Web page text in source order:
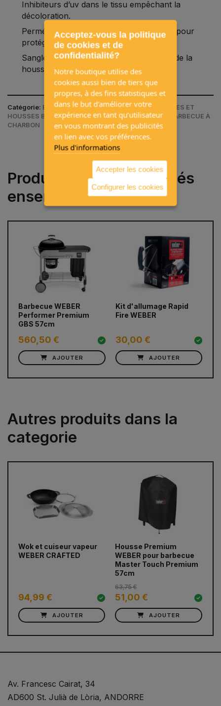
Inhibiteurs d’uv dans le tissu empêchant la
décoloration.
Perméable à l’air et imperméable à l’eau, pour
protéger le barbecue des intempéries.
Sangle de fixation pour un bon maintien de la
housse.
Catégorie: BARBECUES / ACCESSOIRES / ACCESSOIRES ET
HOUSSES BARBECUES À CHARBON / HOUSSES DE BARBECUE À
CHARBON
Produits souvent achetés
ensemble
Barbecue WEBER
Performer Premium
GBS 57cm
560,50 €
AJOUTER
Kit d'allumage Rapid
Fire WEBER
30,00 €
AJOUTER
Autres produits dans la
categorie
Wok et cuiseur vapeur
WEBER CRAFTED
94,99 €
AJOUTER
Housse Premium
WEBER pour barbecue
Master Touch Premium
57cm
51,00 €
63,75 €
AJOUTER
prev
Av. Francesc Cairat, 34
AD600 St. Julià de Lòria, ANDORRE
Acceptez-vous la politique
de cookies et de
confidentialité?
Notre boutique utilise des
cookies aussi bien de tiers que
propres, à des fins statistiques et
dans le but d’améliorer votre
expérience en tant qu’utilisateur
en vous montrant des publicités
en lien avec vos préférences.
Plus d'informations
Accepter les cookies
Configurer les cookies